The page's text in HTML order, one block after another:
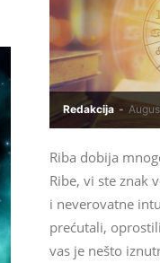
Redakcija -
Riba dobija
Ribe, vi ste znak
i neverovatne
prećutali,
vas je nešto